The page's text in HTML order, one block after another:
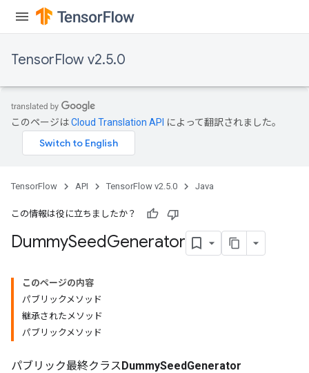
TensorFlow v2.5.0
このページはCloud Translation API によって翻訳されました。
TensorFlow API TensorFlow v2.5.0 Java
この情報は役に立ちましたか？
DummySeedGenerator
このページの内容
パブリックメソッド
継承されたメソッド
パブリックメソッド
パブリック最終クラスDummySeedGenerator